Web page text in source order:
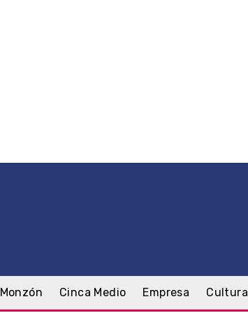
Monzón Cinca Medio Empresa Cultura